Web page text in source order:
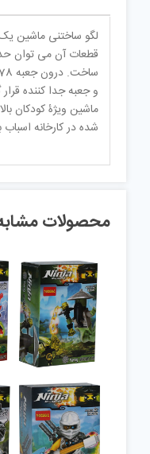
لگو ساختنی ماشین
و جعبه جدا کننده
ماشین ویژۀ کودکان
شده در کارخانه
محصولات